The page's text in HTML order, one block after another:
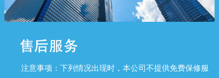
注意事项：下列情况出现时，本公司不提供免费保修服